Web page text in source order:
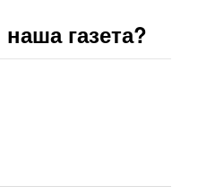
газета?